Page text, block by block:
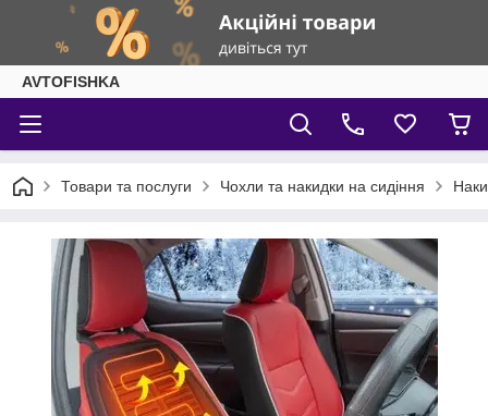
AVTOFISHKA
Товари та послуги Чохли та накидки на сидіння